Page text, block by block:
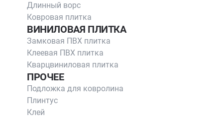
Длинный ворс
Ковровая плитка
ВИНИЛОВАЯ ПЛИТКА
Замковая ПВХ плитка
Клеевая ПВХ плитка
Кварцвиниловая плитка
ПРОЧЕЕ
Подложка для ковролина
Плинтус
Клей